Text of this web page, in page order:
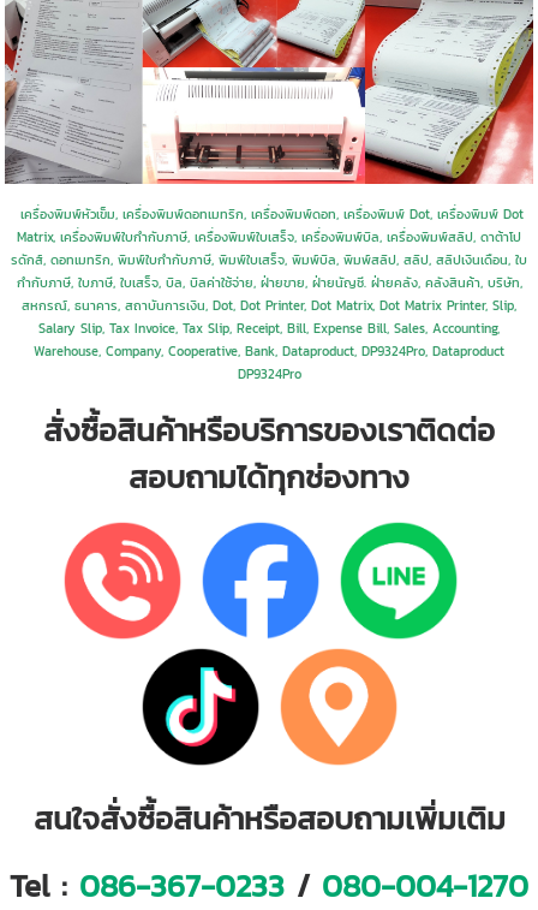
เครื่องพิมพ์หัวเข็ม, เครื่องพิมพ์ดอทเมทริก, เครื่องพิมพ์ดอท, เครื่องพิมพ์ Dot, เครื่องพิมพ์ Dot
Matrix, เครื่องพิมพ์ใบกำกับภาษี, เครื่องพิมพ์ใบเสร็จ, เครื่องพิมพ์บิล, เครื่องพิมพ์สลิป, ดาต้าโป
รดักส์, ดอทเมทริก, พิมพ์ใบกำกับภาษี, พิมพ์ใบเสร็จ, พิมพ์บิล, พิมพ์สลิป, สลิป, สลิปเงินเดือน, ใบ
กำกับภาษี, ใบภาษี, ใบเสร็จ, บิล, บิลค่าใช้จ่าย, ฝ่ายขาย, ฝ่ายนัญชี. ฝ่ายคลัง, คลังสินค้า, บริษัท,
สหกรณ์, ธนาคาร, สถาบันการเงิน, Dot, Dot Printer, Dot Matrix, Dot Matrix Printer, Slip,
Salary Slip, Tax Invoice, Tax Slip, Receipt, Bill, Expense Bill, Sales, Accounting,
Warehouse, Company, Cooperative, Bank, Dataproduct, DP9324Pro, Dataproduct
DP9324Pro
สั่งซื้อสินค้าหรือบริการของเราติดต่อ
สอบถามได้ทุกช่องทาง
สนใจสั่งซื้อสินค้าหรือสอบถามเพิ่มเติม
Tel : 086-367-0233 / 080-004-1270